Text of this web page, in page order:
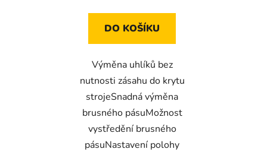
DO KOŠÍKU
Výměna uhlíků bez
nutnosti zásahu do krytu
strojeSnadná výměna
brusného pásuMožnost
vystředění brusného
pásuNastavení polohy